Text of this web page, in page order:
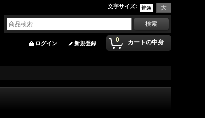
文字サイズ:
0 カートの中身
ログイン 新規登録